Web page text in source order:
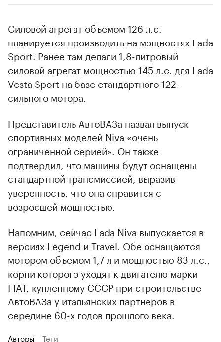
Силовой агрегат объемом 126 л.с.
планируется производить на мощностях Lada
Sport. Ранее там делали 1,8-литровый
силовой агрегат мощностью 145 л.с. для Lada
Vesta Sport на базе стандартного 122-
сильного мотора.
Представитель АвтоВАЗа назвал выпуск
спортивных моделей Niva «очень
ограниченной серией». Он также
подтвердил, что машины будут оснащены
стандартной трансмиссией, выразив
уверенность, что она справится с
возросшей мощностью.
Напомним, сейчас Lada Niva выпускается в
версиях Legend и Travel. Обе оснащаются
мотором объемом 1,7 л и мощностью 83 л.с.,
корни которого уходят к двигателю марки
FIAT, купленному СССР при строительстве
АвтоВАЗа у итальянских партнеров в
середине 60-х годов прошлого века.
Авторы Теги